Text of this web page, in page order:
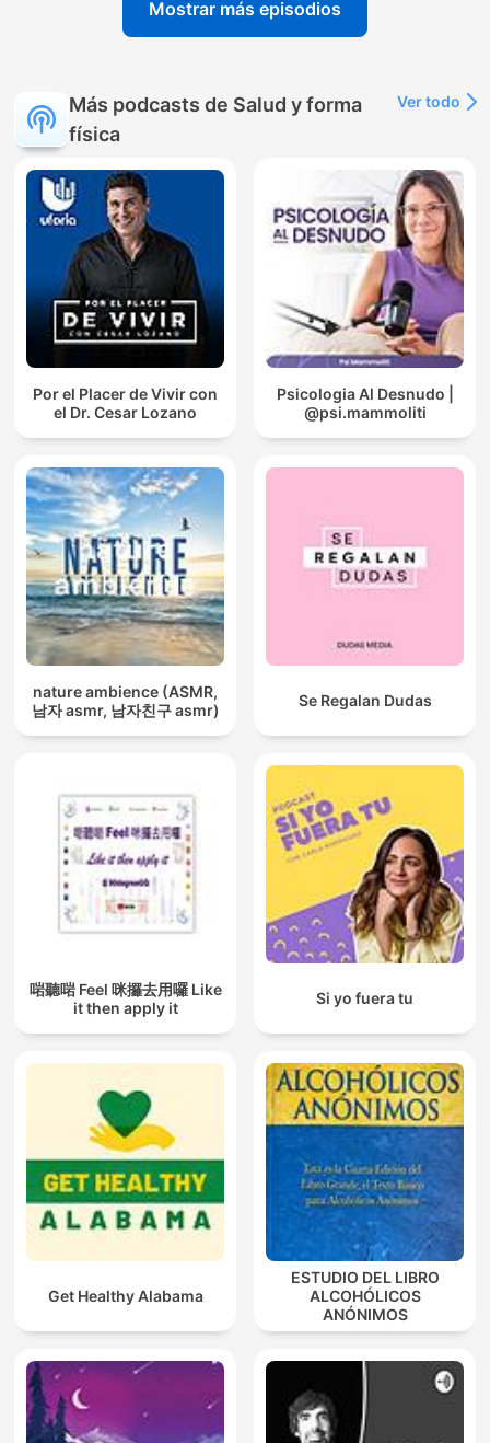
Mostrar más episodios
Más podcasts de Salud y forma
física
Ver todo
Por el Placer de Vivir con
el Dr. Cesar Lozano
Psicologia Al Desnudo |
@psi.mammoliti
nature ambience (ASMR,
남자 asmr, 남자친구 asmr)
Se Regalan Dudas
啱聽啱 Feel 咪攞去用囉 Like
it then apply it
Si yo fuera tu
Get Healthy Alabama
ESTUDIO DEL LIBRO
ALCOHÓLICOS
ANÓNIMOS